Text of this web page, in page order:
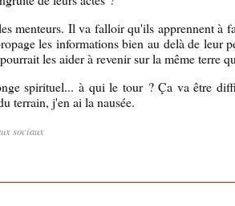
menteurs. Il va falloir qu'ils apprennent à
les informations bien au delà de leur
les aider à revenir sur la même terre
spirituel... à qui le tour ? Ça va être
terrain, j'en ai la nausée.
sociaux